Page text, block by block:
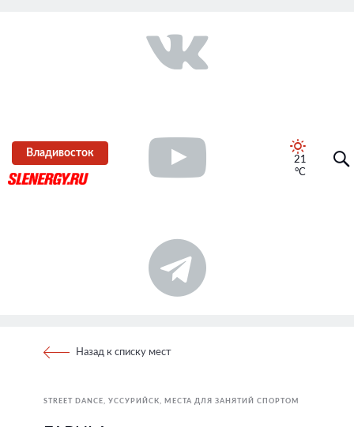
Владивосток
21
°C
Назад к списку мест
STREET DANCE УССУРИЙСК МЕСТА ДЛЯ ЗАНЯТИЙ СПОРТОМ